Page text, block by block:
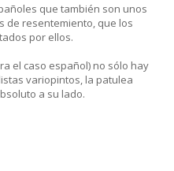
que también son unos
de resentemiento, que los
por ellos.
el caso español) no sólo hay
variopintos, la patulea
a su lado.